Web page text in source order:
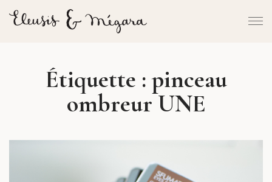
Étiquette :pinceau
ombreur UNE